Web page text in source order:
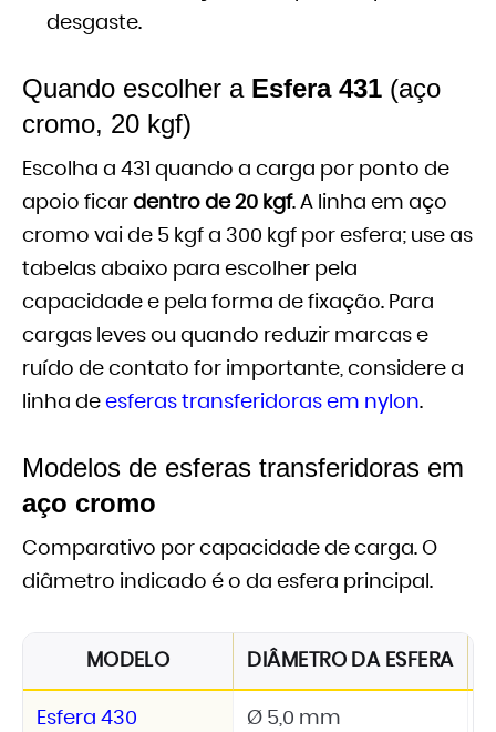
desgaste.
Quando escolher a Esfera 431 (aço
cromo, 20 kgf)
Escolha a 431 quando a carga por ponto de
apoio ficar dentro de 20 kgf. A linha em aço
cromo vai de 5 kgf a 300 kgf por esfera; use as
tabelas abaixo para escolher pela
capacidade e pela forma de fixação. Para
cargas leves ou quando reduzir marcas e
ruído de contato for importante, considere a
linha de esferas transferidoras em nylon.
Modelos de esferas transferidoras em
aço cromo
Comparativo por capacidade de carga. O
diâmetro indicado é o da esfera principal.
MODELO DIÂMETRO DA ESFERA
Esfera 430 Ø 5,0 mm